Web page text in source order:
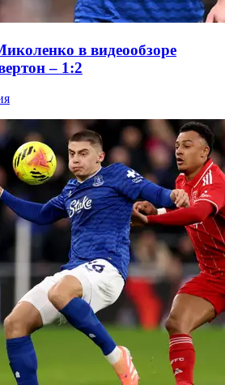
в видеообзоре
– 1:2